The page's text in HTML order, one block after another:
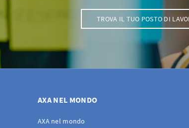
TROVA IL TUO POSTO DI
AXA NEL MONDO
AXA nel mondo